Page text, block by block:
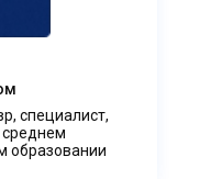
специалист,
среднем
образовании